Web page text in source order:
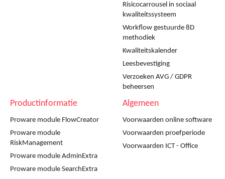
Risicocarrousel in sociaal
kwaliteitssysteem
Workflow gestuurde 8D
methodiek
Kwaliteitskalender
Leesbevestiging
Verzoeken AVG / GDPR
beheersen
Productinformatie
Proware module FlowCreator
Proware module
RiskManagement
Proware module AdminExtra
Proware module SearchExtra
Algemeen
Voorwaarden online software
Voorwaarden proefperiode
Voorwaarden ICT - Office